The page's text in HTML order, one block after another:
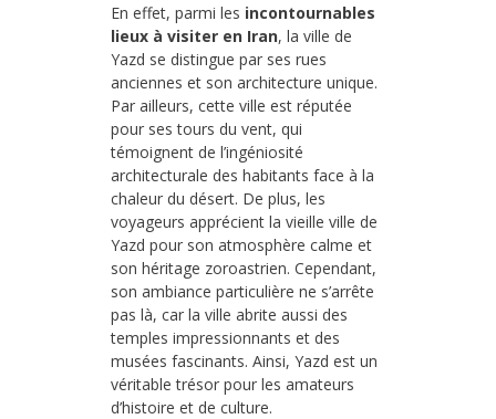
En effet, parmi les incontournables
lieux à visiter en Iran, la ville de
Yazd se distingue par ses rues
anciennes et son architecture unique.
Par ailleurs, cette ville est réputée
pour ses tours du vent, qui
témoignent de l’ingéniosité
architecturale des habitants face à la
chaleur du désert. De plus, les
voyageurs apprécient la vieille ville de
Yazd pour son atmosphère calme et
son héritage zoroastrien. Cependant,
son ambiance particulière ne s’arrête
pas là, car la ville abrite aussi des
temples impressionnants et des
musées fascinants. Ainsi, Yazd est un
véritable trésor pour les amateurs
d’histoire et de culture.